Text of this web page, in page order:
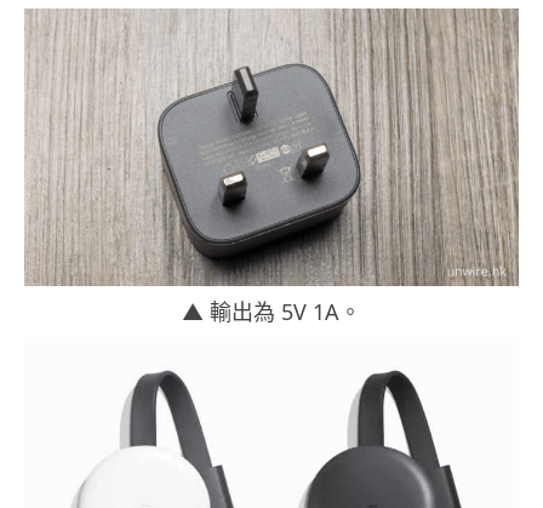
▲ 輸出為 5V 1A。